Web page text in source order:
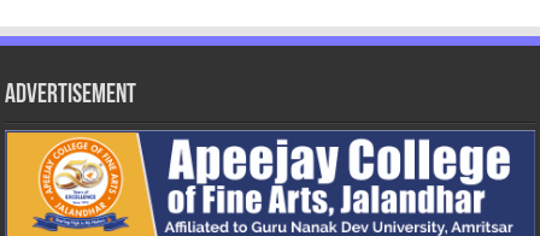
Advertisement